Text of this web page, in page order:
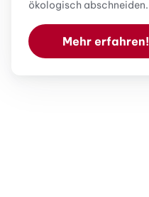
ökologisch abschneiden.
Mehr erfahren!